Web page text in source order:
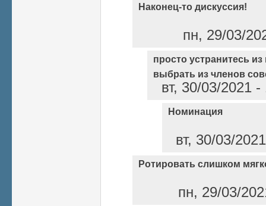
Наконец-то дискуссия!
пн, 29/03/
просто устранитесь
выбрать из членов
вт, 30/03/2021
Номинация
вт, 30/03/
Ротировать слишком
пн, 29/03/